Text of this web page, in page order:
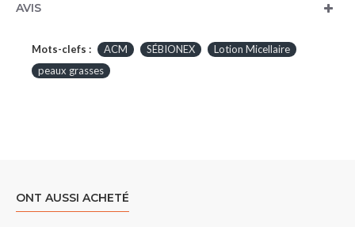
AVIS
Mots-clefs : ACM SÉBIONEX
Lotion Micellaire
peaux grasses
ONT AUSSI ACHETÉ